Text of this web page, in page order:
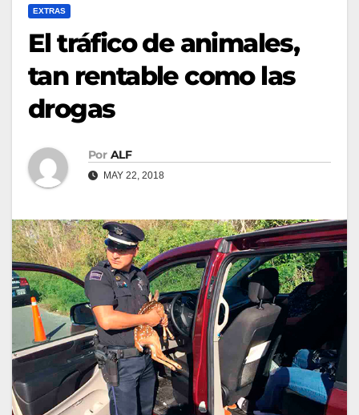
EXTRAS
El tráfico de animales,
tan rentable como las
drogas
Por ALF
MAY 22, 2018